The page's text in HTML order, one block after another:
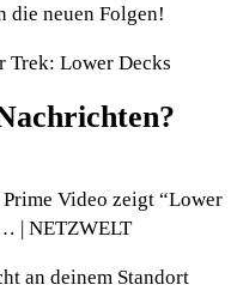
die neuen Folgen!
Trek: Lower Decks
Video zeigt “Lower
| NETZWELT
an deinem Standort